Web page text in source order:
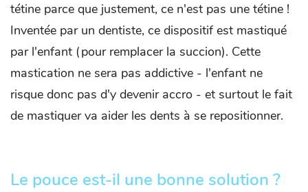
tétine parce que justement, ce n'est pas une tétine !
Inventée par un dentiste, ce dispositif est mastiqué
par l'enfant (pour remplacer la succion). Cette
mastication ne sera pas addictive - l'enfant ne
risque donc pas d'y devenir accro - et surtout le fait
de mastiquer va aider les dents à se repositionner.
Le pouce est-il une bonne solution ?